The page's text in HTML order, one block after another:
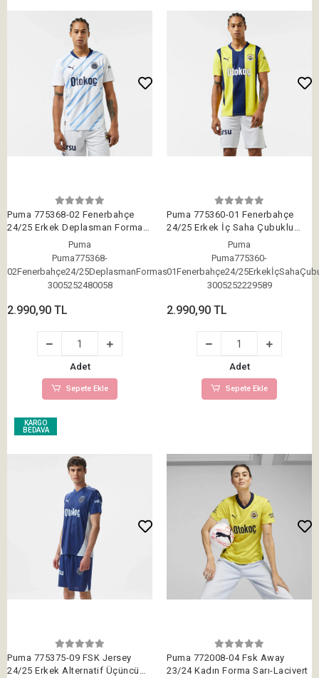
Puma 775368-02 Fenerbahçe
24/25 Erkek Deplasman Forması
Beyaz-LacivertPuma
Puma775368-
02Fenerbahçe24/25DeplasmanForması
3005252480058
2.990,90 TL
Adet
Sepete Ekle
Puma 775360-01 Fenerbahçe
24/25 Erkek İç Saha Çubuklu
Forması Sarı-Lacivert
Puma
Puma775360-
01Fenerbahçe24/
3005252229589
2.990,90 TL
Adet
Sepete Ekle
KARGO
BEDAVA
Puma 775375-09 FSK Jersey
24/25 Erkek Alternatif Üçüncü
Puma 772008-04 Fsk Away
23/24 Kadın Forma Sarı-Lacivert